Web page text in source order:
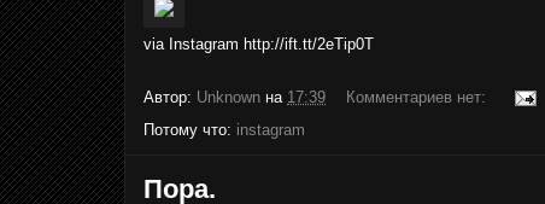
via Instagram http://ift.tt/2eTip0T
Автор: Unknown на 17:39
Комментариев нет:
Потому что: instagram
Пора.